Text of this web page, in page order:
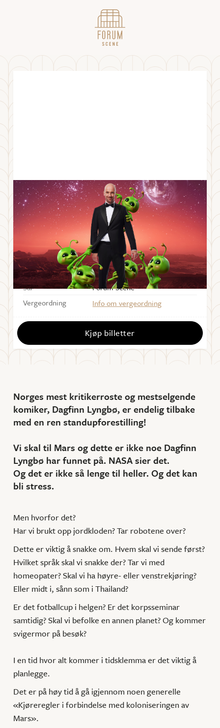
Dagfinn Lyngbø – Kjøreregler i
forbindelse med koloniseringen av Mars
24.09.21
24 SEPTEMBER 2021
Starter
19:00
Sal
Forum Scene
Vergeordning
Info om vergeordning
Kjøp billetter
Norges mest kritikerroste og mestselgende
komiker, Dagfinn Lyngbø, er endelig tilbake
med en ren standupforestilling!
Vi skal til Mars og dette er ikke noe Dagfinn
Lyngbø har funnet på. NASA sier det.
Og det er ikke så lenge til heller. Og det kan
bli stress.
Men hvorfor det?
Har vi brukt opp jordkloden? Tar robotene over?
Dette er viktig å snakke om. Hvem skal vi sende først?
Hvilket språk skal vi snakke der? Tar vi med
homeopater? Skal vi ha høyre- eller venstrekjøring?
Eller midt i, sånn som i Thailand?
Er det fotballcup i helgen? Er det korpsseminar
samtidig? Skal vi befolke en annen planet? Og kommer
svigermor på besøk?
I en tid hvor alt kommer i tidsklemma er det viktig å
planlegge.
Det er på høy tid å gå igjennom noen generelle
«Kjøreregler i forbindelse med koloniseringen av
Mars».